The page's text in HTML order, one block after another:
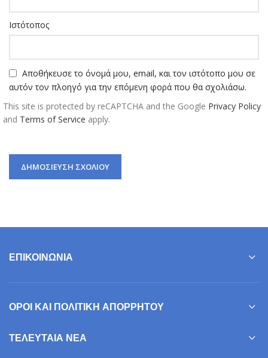
Ιστότοπος
Αποθήκευσε το όνομά μου, email, και τον ιστότοπο μου σε
αυτόν τον πλοηγό για την επόμενη φορά που θα σχολιάσω.
This site is protected by reCAPTCHA and the Google Privacy Policy
and Terms of Service apply.
ΕΠΙΚΟΙΝΩΝΊΑ
ΌΡΟΙ ΚΑΙ ΠΟΛΙΤΙΚΉ ΑΠΟΡΡΉΤΟΥ
ΤΕΛΕΥΤΑΊΑ ΝΈΑ